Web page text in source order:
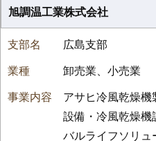
旭調温工業株式会社
広島支部
卸売業、小売業
アサヒ冷風乾燥
設備・冷風乾燥機
バルライフソリュ